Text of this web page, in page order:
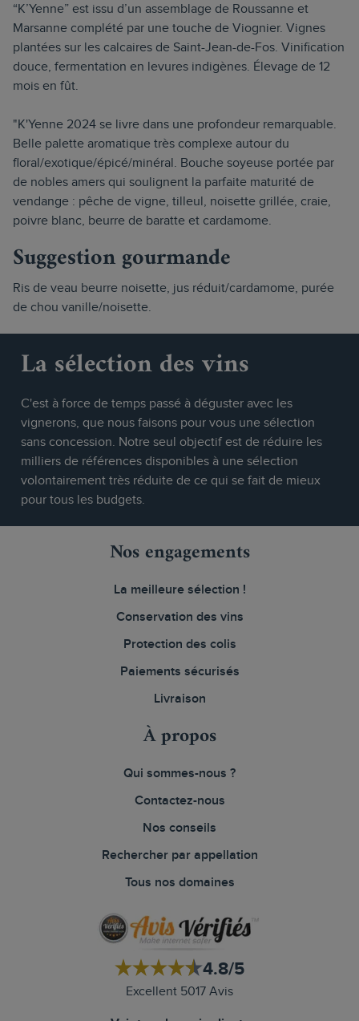
“K’Yenne” est issu d’un assemblage de Roussanne et
Marsanne complété par une touche de Viognier. Vignes
plantées sur les calcaires de Saint-Jean-de-Fos. Vinification
douce, fermentation en levures indigènes. Élevage de 12
mois en fût.
"K'Yenne 2024 se livre dans une profondeur remarquable.
Belle palette aromatique très complexe autour du
floral/exotique/épicé/minéral. Bouche soyeuse portée par
de nobles amers qui soulignent la parfaite maturité de
vendange : pêche de vigne, tilleul, noisette grillée, craie,
poivre blanc, beurre de baratte et cardamome.
Suggestion gourmande
Ris de veau beurre noisette, jus réduit/cardamome, purée
de chou vanille/noisette.
La sélection des vins
C'est à force de temps passé à déguster avec les
vignerons, que nous faisons pour vous une sélection
sans concession. Notre seul objectif est de réduire les
milliers de références disponibles à une sélection
volontairement très réduite de ce qui se fait de mieux
pour tous les budgets.
Nos engagements
La meilleure sélection !
Conservation des vins
Protection des colis
Paiements sécurisés
Livraison
À propos
Qui sommes-nous ?
Contactez-nous
Nos conseils
Rechercher par appellation
Tous nos domaines
4.8/5
Excellent 5017 Avis